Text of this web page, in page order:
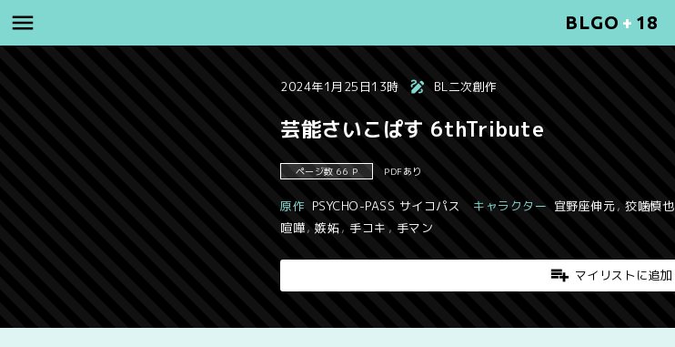
BLGO + 18
2024年1月25日13時 BL二次創作
芸能さいこぱす 6thTribute
ページ数 66 P PDFあり
原作 PSYCHO-PASS サイコパス キャラクター 宜野座伸元, 狡噛慎也
喧嘩, 嫉妬, 手コキ , 手マン
マイリストに追加